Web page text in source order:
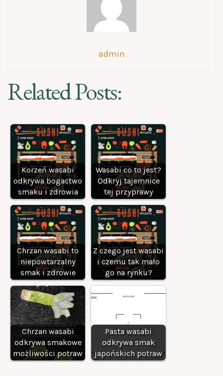
admin
Related Posts:
Korzeń wasabi
odkrywa bogactwo
smaku i zdrowia
Wasabi co to jest?
Odkryj tajemnice
tej przyprawy
Chrzan wasabi to
niepowtarzalny
smak i zdrowie
Z czego jest wasabi
i czemu tak mało
go na rynku?
Chrzan wasabi
odkrywa smakowe
możliwości potraw
Pasta wasabi
odkrywa smak
japońskich potraw